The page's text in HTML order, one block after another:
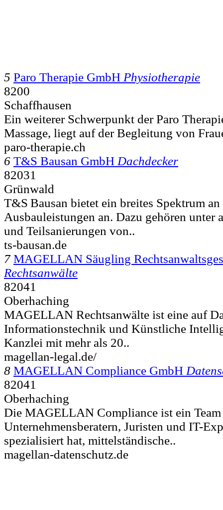
5 Paro Therapie GmbH Physiotherapie
8200
Schaffhausen
Ein weiterer Schwerpunkt der Paro
Massage, liegt auf der Begleitung von
paro-therapie.ch
6 T&S Bausan GmbH Dachdecker
82031
Grünwald
T&S Bausan bietet ein breites Spektrum an
Ausbauleistungen an. Dazu gehören unter
und Teilsanierungen von..
ts-bausan.de
7 MAGELLAN Säugling
Rechtsanwälte
82041
Oberhaching
MAGELLAN Rechtsanwälte ist eine auf
Informationstechnik und Künstliche
Kanzlei mit mehr als 20..
magellan-legal.de/
8 MAGELLAN Compliance GmbH
82041
Oberhaching
Die MAGELLAN Compliance ist ein Team
Unternehmensberatern, Juristen und IT-
spezialisiert hat, mittelständische..
magellan-datenschutz.de